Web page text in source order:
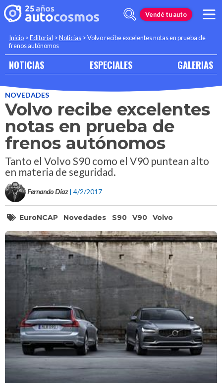
Vendé tu auto
Inicio >Editorial >Noticias >Volvo recibe excelentes notas en prueba de
frenos autónomos
NOTICIAS ESPECIALES GALERIAS
NOVEDADES
Volvo recibe excelentes
notas en prueba de
frenos autónomos
Tanto el Volvo S90 como el V90 puntean alto
en materia de seguridad.
Fernando Díaz | 4/2/2017
EuroNCAP Novedades S90 V90 Volvo